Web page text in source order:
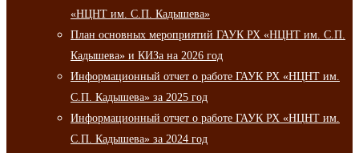
«НЦНТ им. С.П. Кадышева»
План основных мероприятий ГАУК РХ «НЦНТ им. С.П.
Кадышева» и КИЗа на 2026 год
Информационный отчет о работе ГАУК РХ «НЦНТ им.
С.П. Кадышева» за 2025 год
Информационный отчет о работе ГАУК РХ «НЦНТ им.
С.П. Кадышева» за 2024 год